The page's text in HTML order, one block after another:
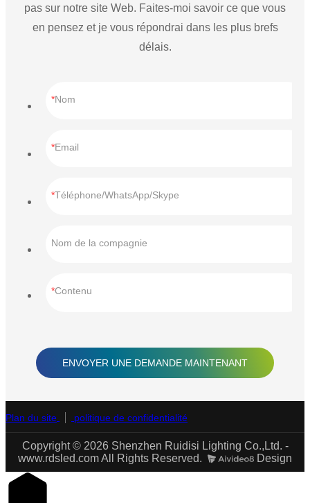
pas sur notre site Web. Faites-moi savoir ce que vous
en pensez et je vous répondrai dans les plus brefs
délais.
Nom
Email
Téléphone/WhatsApp/Skype
Nom de la compagnie
Contenu
ENVOYER UNE DEMANDE MAINTENANT
Plan du site politique de confidentialité
Copyright © 2026 Shenzhen Ruidisi Lighting Co.,Ltd. -
www.rdsled.com All Rights Reserved.
Design